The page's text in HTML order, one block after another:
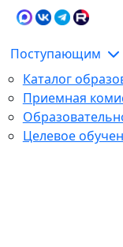
Поступающим
Каталог
Приемная
Целевое